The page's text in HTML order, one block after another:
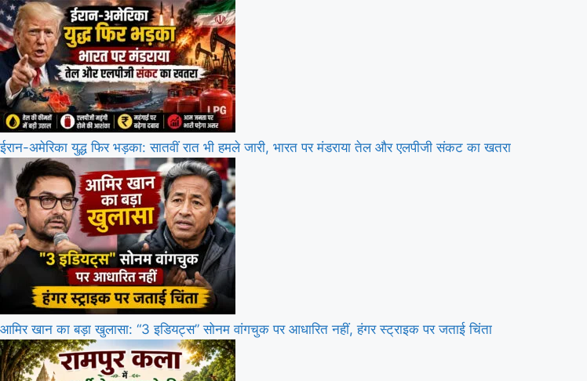
ईरान-अमेरिका युद्ध फिर भड़का: सातवीं रात भी हमले जारी, भारत पर मंडराया तेल और एलपीजी संकट का खतरा
आमिर खान का बड़ा खुलासा: “3 इडियट्स” सोनम वांगचुक पर आधारित नहीं, हंगर स्ट्राइक पर जताई चिंता